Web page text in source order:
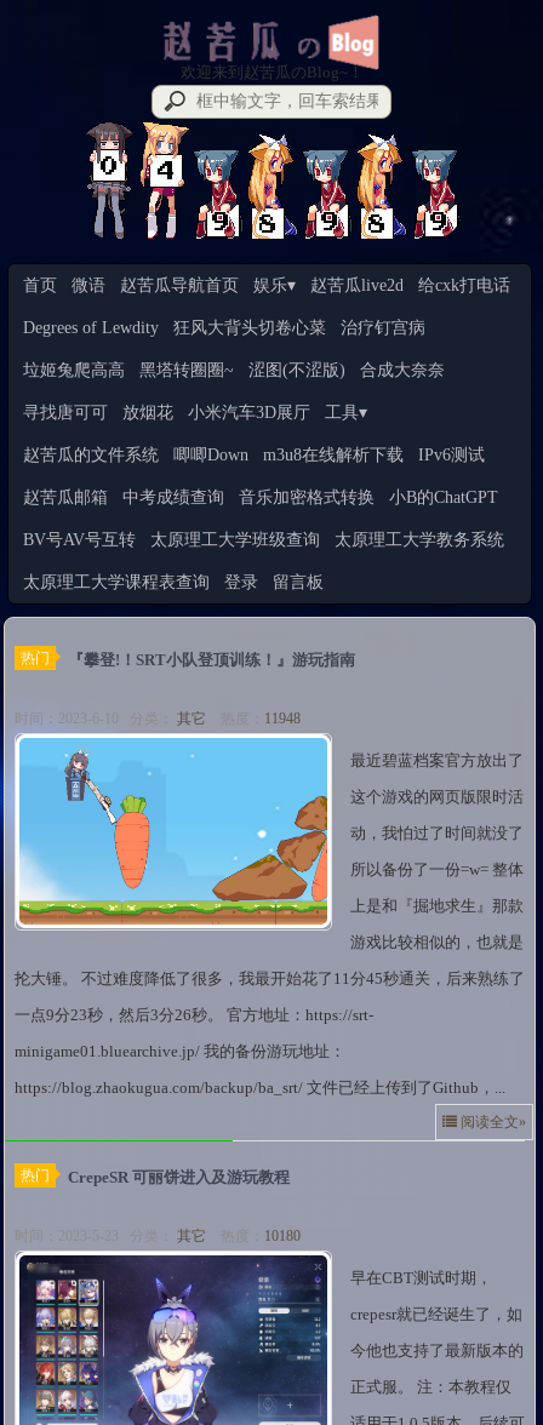
欢迎来到赵苦瓜のBlog~！
首页 微语 赵苦瓜导航首页 娱乐▾ 赵苦瓜live2d 给cxk打电话
Degrees of Lewdity 狂风大背头切卷心菜 治疗钉宫病
垃姬兔爬高高 黑塔转圈圈~ 涩图(不涩版) 合成大奈奈
寻找唐可可 放烟花 小米汽车3D展厅 工具▾
赵苦瓜的文件系统 唧唧Down m3u8在线解析下载 IPv6测试
赵苦瓜邮箱 中考成绩查询 音乐加密格式转换 小B的ChatGPT
BV号AV号互转 太原理工大学班级查询 太原理工大学教务系统
太原理工大学课程表查询 登录 留言板
热门 『攀登!！SRT小队登顶训练！』游玩指南
时间：2023-6-10 分类： 其它 热度： 11948
最近碧蓝档案官方放出了
这个游戏的网页版限时活
动，我怕过了时间就没了
所以备份了一份=w= 整体
上是和『掘地求生』那款
游戏比较相似的，也就是
抡大锤。 不过难度降低了很多，我最开始花了11分45秒通关，后来熟练了
一点9分23秒，然后3分26秒。 官方地址：https://srt-
minigame01.bluearchive.jp/ 我的备份游玩地址：
https://blog.zhaokugua.com/backup/ba_srt/ 文件已经上传到了Github，...
阅读全文»
热门 CrepeSR 可丽饼进入及游玩教程
时间：2023-5-23 分类： 其它 热度： 10180
早在CBT测试时期，
crepesr就已经诞生了，如
今他也支持了最新版本的
正式服。 注：本教程仅